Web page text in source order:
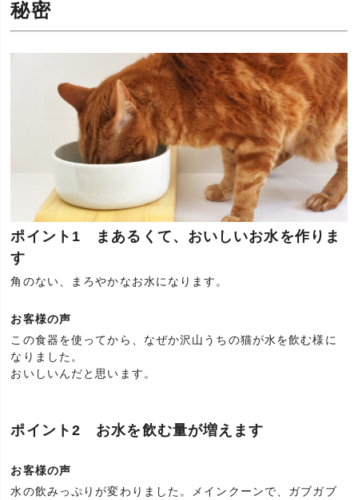
秘密
ポイント1 まあるくて、おいしいお水を作りま
す
角のない、まろやかなお水になります。
お客様の声
この食器を使ってから、なぜか沢山うちの猫が水を飲む様に
なりました。
おいしいんだと思います。
ポイント2 お水を飲む量が増えます
お客様の声
水の飲みっぷりが変わりました。メインクーンで、ガブガブ